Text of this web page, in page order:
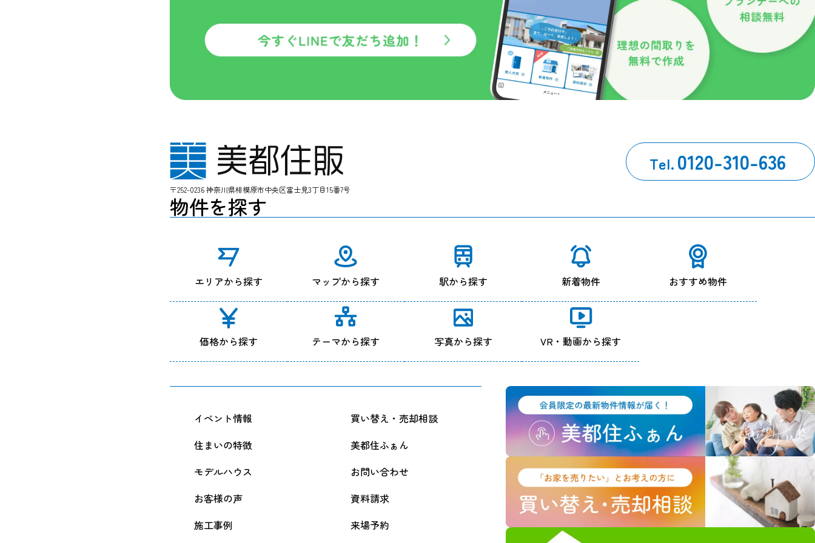
〒252-0236 神奈川県相模原市中央区富士見3丁目15番7号
Tel. 0120-310-636
物件を探す
エリアから探す マップから探す 駅から探す 新着物件 おすすめ物件
価格から探す テーマから探す 写真から探す VR・動画から探す
イベント情報
住まいの特徴
モデルハウス
お客様の声
施工事例
買い替え・売却相談
美都住ふぁん
お問い合わせ
資料請求
来場予約